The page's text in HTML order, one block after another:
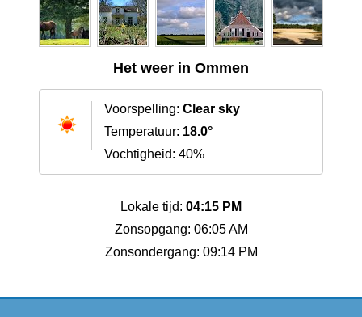
Het weer in Ommen
Voorspelling: Clear sky
Temperatuur: 18.0°
Vochtigheid: 40%
Lokale tijd: 04:15 PM
Zonsopgang: 06:05 AM
Zonsondergang: 09:14 PM